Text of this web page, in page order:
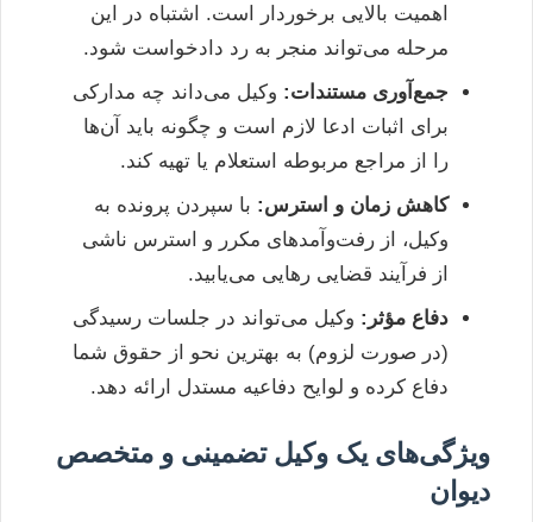
اهمیت بالایی برخوردار است. اشتباه در این
مرحله می‌تواند منجر به رد دادخواست شود.
جمع‌آوری مستندات: وکیل می‌داند چه مدارکی
برای اثبات ادعا لازم است و چگونه باید آن‌ها
را از مراجع مربوطه استعلام یا تهیه کند.
کاهش زمان و استرس: با سپردن پرونده به
وکیل، از رفت‌وآمدهای مکرر و استرس ناشی
از فرآیند قضایی رهایی می‌یابید.
دفاع مؤثر: وکیل می‌تواند در جلسات رسیدگی
(در صورت لزوم) به بهترین نحو از حقوق شما
دفاع کرده و لوایح دفاعیه مستدل ارائه دهد.
ویژگی‌های یک وکیل تضمینی و متخصص
دیوان